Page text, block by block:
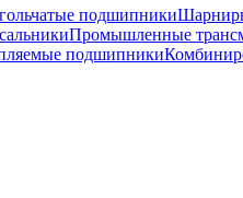
подшипники
Промышленные
подшипники